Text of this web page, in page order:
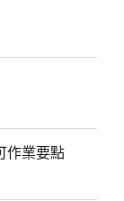
作業要點